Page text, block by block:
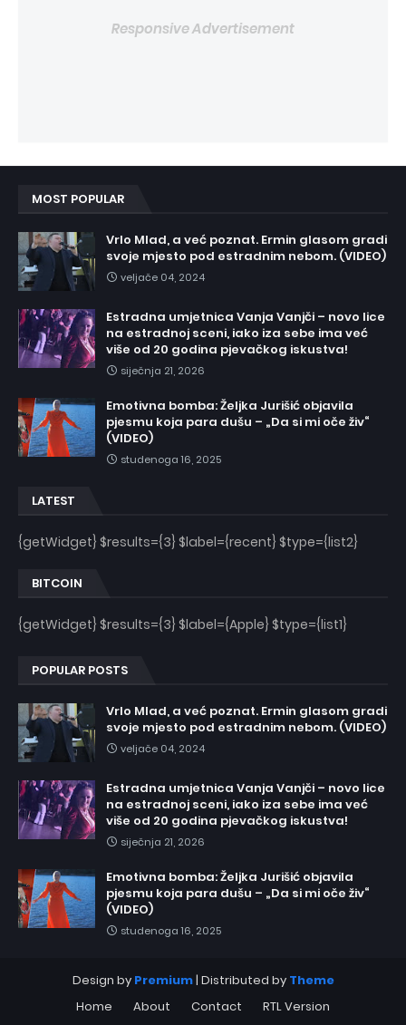
Responsive Advertisement
MOST POPULAR
Vrlo Mlad, a već poznat. Ermin glasom gradi
svoje mjesto pod estradnim nebom. (VIDEO)
veljače 04, 2024
Estradna umjetnica Vanja Vanjči – novo lice
na estradnoj sceni, iako iza sebe ima već
više od 20 godina pjevačkog iskustva!
siječnja 21, 2026
Emotivna bomba: Željka Jurišić objavila
pjesmu koja para dušu – „Da si mi oče živ“
(VIDEO)
studenoga 16, 2025
LATEST
{getWidget} $results={3} $label={recent} $type={list2}
BITCOIN
{getWidget} $results={3} $label={Apple} $type={list1}
POPULAR POSTS
Vrlo Mlad, a već poznat. Ermin glasom gradi
svoje mjesto pod estradnim nebom. (VIDEO)
veljače 04, 2024
Estradna umjetnica Vanja Vanjči – novo lice
na estradnoj sceni, iako iza sebe ima već
više od 20 godina pjevačkog iskustva!
siječnja 21, 2026
Emotivna bomba: Željka Jurišić objavila
pjesmu koja para dušu – „Da si mi oče živ“
(VIDEO)
studenoga 16, 2025
Design by Premium| Distributed by Theme
Home
About Contact RTL Version